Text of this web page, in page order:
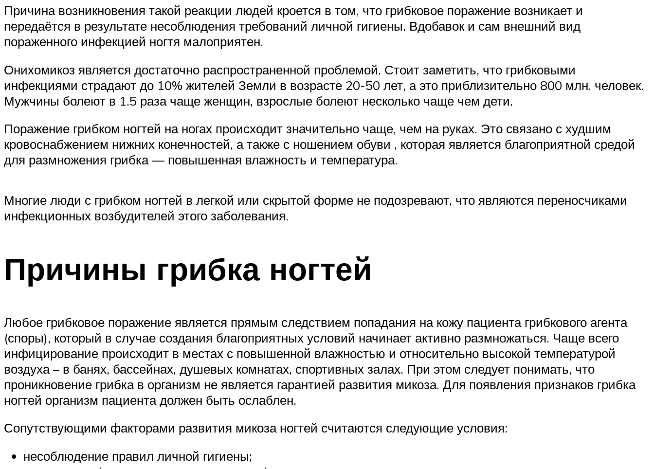
Причина возникновения такой реакции людей кроется в том, что грибковое поражение возникает и
передаётся в результате несоблюдения требований личной гигиены. Вдобавок и сам внешний вид
пораженного инфекцией ногтя малоприятен.
Онихомикоз является достаточно распространенной проблемой. Стоит заметить, что грибковыми
инфекциями страдают до 10% жителей Земли в возрасте 20-50 лет, а это приблизительно 800 млн. человек.
Мужчины болеют в 1.5 раза чаще женщин, взрослые болеют несколько чаще чем дети.
Поражение грибком ногтей на ногах происходит значительно чаще, чем на руках. Это связано с худшим
кровоснабжением нижних конечностей, а также с ношением обуви , которая является благоприятной средой
для размножения грибка — повышенная влажность и температура.
Многие люди с грибком ногтей в легкой или скрытой форме не подозревают, что являются переносчиками
инфекционных возбудителей этого заболевания.
Причины грибка ногтей
Любое грибковое поражение является прямым следствием попадания на кожу пациента грибкового агента
(споры), который в случае создания благоприятных условий начинает активно размножаться. Чаще всего
инфицирование происходит в местах с повышенной влажностью и относительно высокой температурой
воздуха – в банях, бассейнах, душевых комнатах, спортивных залах. При этом следует понимать, что
проникновение грибка в организм не является гарантией развития микоза. Для появления признаков грибка
ногтей организм пациента должен быть ослаблен.
Сопутствующими факторами развития микоза ногтей считаются следующие условия:
несоблюдение правил личной гигиены;